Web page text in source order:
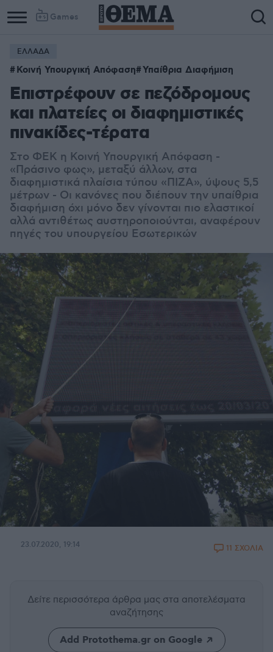
Games
ΕΛΛΑΔΑ
Κοινή Υπουργική Απόφαση Υπαίθρια Διαφήμιση
Επιστρέφουν σε πεζόδρομους
και πλατείες οι διαφημιστικές
πινακίδες-τέρατα
Στο ΦΕΚ η Κοινή Υπουργική Απόφαση -
«Πράσινο φως», μεταξύ άλλων, στα
διαφημιστικά πλαίσια τύπου «ΠΙΖΑ», ύψους 5,5
μέτρων - Οι κανόνες που διέπουν την υπαίθρια
διαφήμιση όχι μόνο δεν γίνονται πιο ελαστικοί
αλλά αντιθέτως αυστηροποιούνται, αναφέρουν
πηγές του υπουργείου Εσωτερικών
23.07.2020, 19:14 11 ΣΧΟΛΙΑ
Δείτε περισσότερα άρθρα μας στα αποτελέσματα
αναζήτησης
Add Protothema.gr on Google